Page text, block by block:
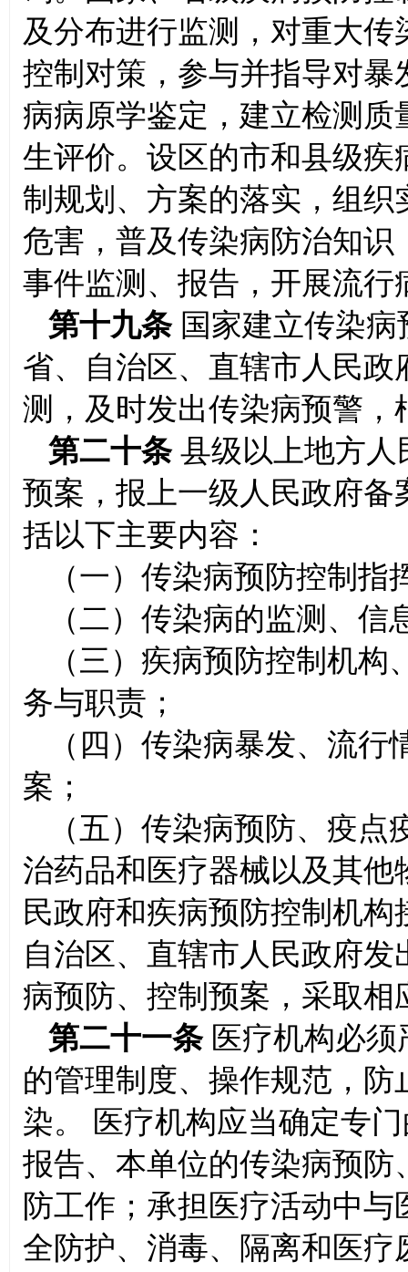
及分布进行监测，对重大
控制对策，参与并指导对
病病原学鉴定，建立检测
生评价。设区的市和县级
制规划、方案的落实，组
危害，普及传染病防治知
事件监测、报告，开展流
第十九条 国家建立传染
省、自治区、直辖市人民
测，及时发出传染病预警，
第二十条 县级以上地方
预案，报上一级人民政府
括以下主要内容：
（一）传染病预防控制
（二）传染病的监测、
（三）疾病预防控制机
务与职责；
（四）传染病暴发、流
案；
（五）传染病预防、疫
治药品和医疗器械以及其
民政府和疾病预防控制机
自治区、直辖市人民政府
病预防、控制预案，采取相
第二十一条 医疗机构必
的管理制度、操作规范，
染。 医疗机构应当确定专
报告、本单位的传染病预
防工作；承担医疗活动中
全防护、消毒、隔离和医